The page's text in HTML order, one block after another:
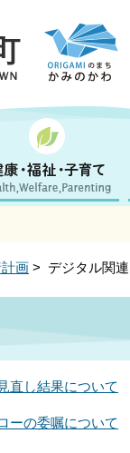
画 > デジタル関連
直し結果について
ーの委嘱について